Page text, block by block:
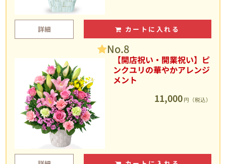
詳細 カートに入れる
No.8
【開店祝い・開業祝い】ピ
ンクユリの華やかアレンジ
メント
11,000 円（税込）